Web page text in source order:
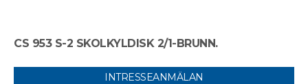
CS 953 S-2 SKOLKYLDISK 2/1-BRUNN.
INTRESSEANMÄLAN